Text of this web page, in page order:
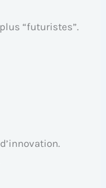
“futuristes”.